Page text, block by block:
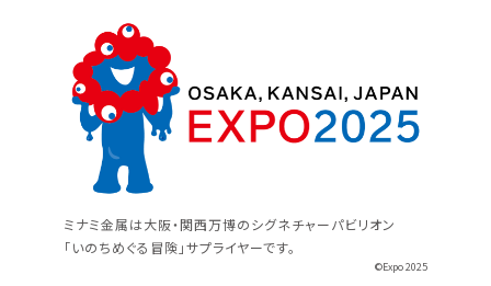
ミナミ金属は大阪・関西万博のシグネチャーパビリオン
「いのちめぐる冒険」サプライヤーです。
©Expo 2025